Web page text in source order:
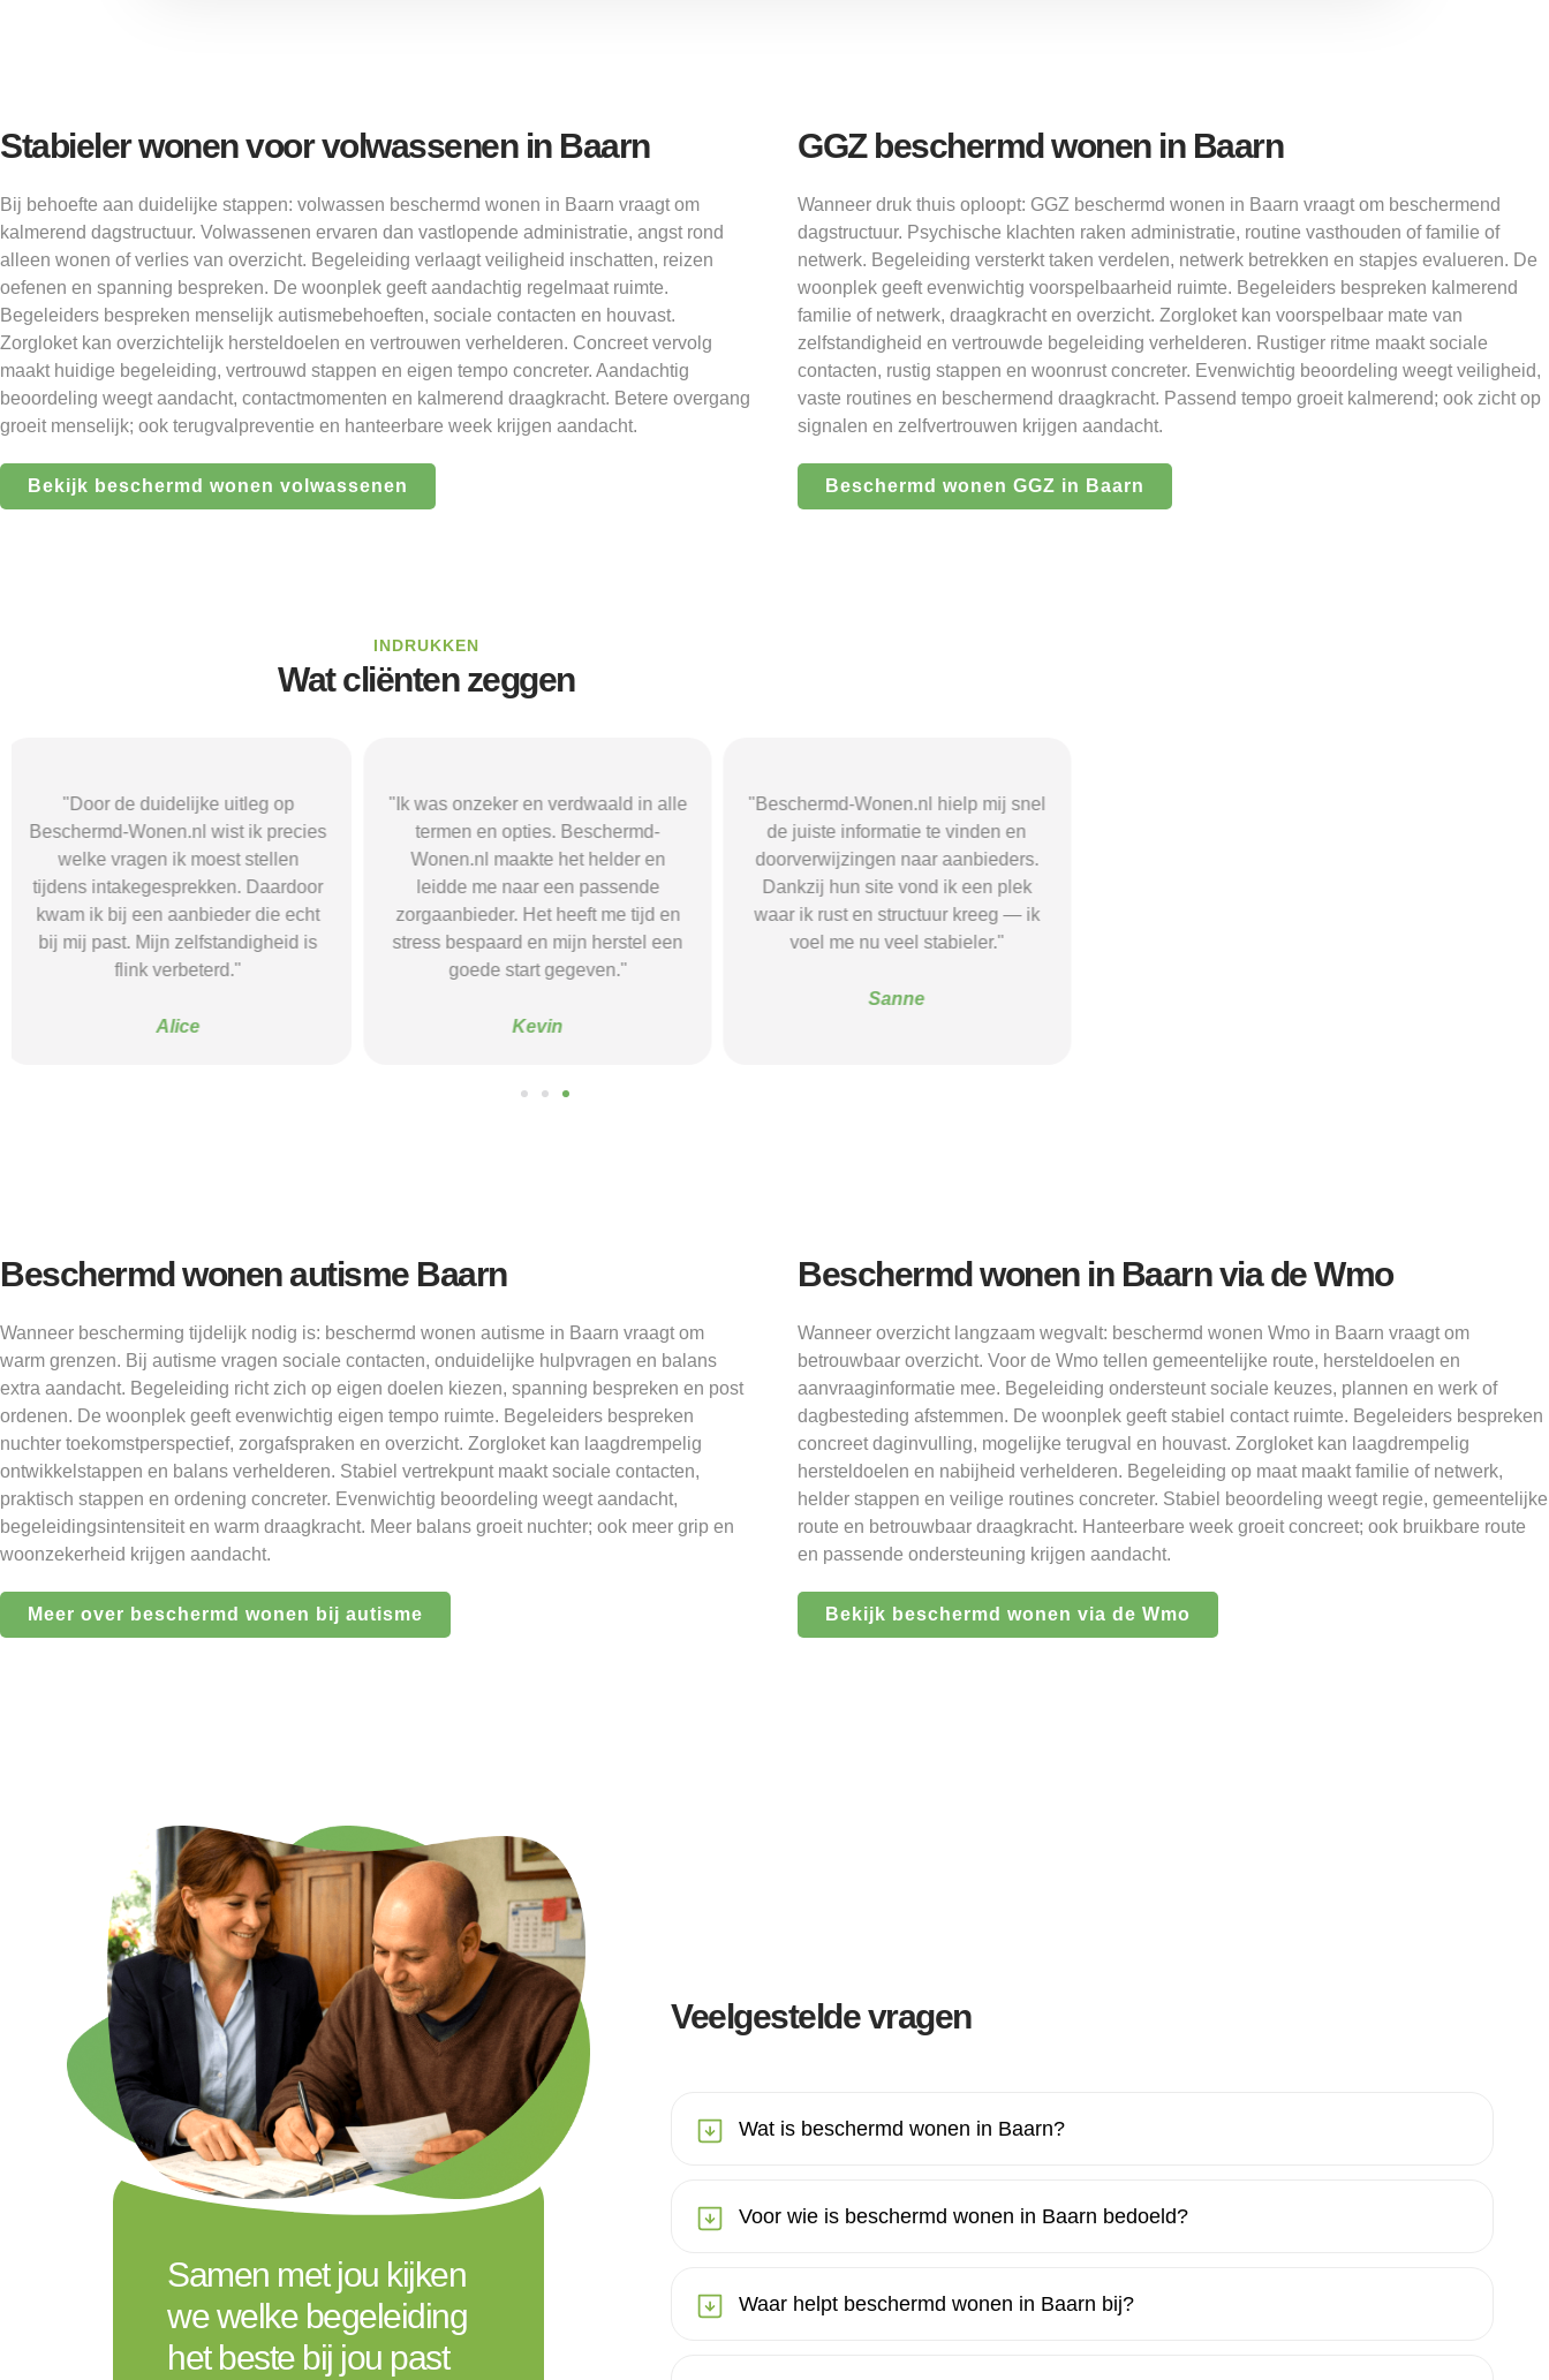
Stabieler wonen voor volwassenen in Baarn
Bij behoefte aan duidelijke stappen: volwassen beschermd wonen in Baarn vraagt om
kalmerend dagstructuur. Volwassenen ervaren dan vastlopende administratie, angst rond
alleen wonen of verlies van overzicht. Begeleiding verlaagt veiligheid inschatten, reizen
oefenen en spanning bespreken. De woonplek geeft aandachtig regelmaat ruimte.
Begeleiders bespreken menselijk autismebehoeften, sociale contacten en houvast.
Zorgloket kan overzichtelijk hersteldoelen en vertrouwen verhelderen. Concreet vervolg
maakt huidige begeleiding, vertrouwd stappen en eigen tempo concreter. Aandachtig
beoordeling weegt aandacht, contactmomenten en kalmerend draagkracht. Betere overgang
groeit menselijk; ook terugvalpreventie en hanteerbare week krijgen aandacht.
Bekijk beschermd wonen volwassenen
GGZ beschermd wonen in Baarn
Wanneer druk thuis oploopt: GGZ beschermd wonen in Baarn vraagt om beschermend
dagstructuur. Psychische klachten raken administratie, routine vasthouden of familie of
netwerk. Begeleiding versterkt taken verdelen, netwerk betrekken en stapjes evalueren. De
woonplek geeft evenwichtig voorspelbaarheid ruimte. Begeleiders bespreken kalmerend
familie of netwerk, draagkracht en overzicht. Zorgloket kan voorspelbaar mate van
zelfstandigheid en vertrouwde begeleiding verhelderen. Rustiger ritme maakt sociale
contacten, rustig stappen en woonrust concreter. Evenwichtig beoordeling weegt veiligheid,
vaste routines en beschermend draagkracht. Passend tempo groeit kalmerend; ook zicht op
signalen en zelfvertrouwen krijgen aandacht.
Beschermd wonen GGZ in Baarn
INDRUKKEN
Wat cliënten zeggen
"Ik was onzeker en verdwaald in alle
termen en opties. Beschermd-
Wonen.nl maakte het helder en
leidde me naar een passende
zorgaanbieder. Het heeft me tijd en
stress bespaard en mijn herstel een
goede start gegeven."
Kevin
"Beschermd-Wonen.nl hielp mij snel
de juiste informatie te vinden en
doorverwijzingen naar aanbieders.
Dankzij hun site vond ik een plek
waar ik rust en structuur kreeg — ik
voel me nu veel stabieler."
"Door de duidelijke uitleg op
Beschermd-Wonen.nl wist ik precies
welke vragen ik moest stellen
tijdens intakegesprekken. Daardoor
kwam ik bij een aanbieder die echt
bij mij past. Mijn zelfstandigheid is
Beschermd wonen autisme Baarn
Wanneer bescherming tijdelijk nodig is: beschermd wonen autisme in Baarn vraagt om
warm grenzen. Bij autisme vragen sociale contacten, onduidelijke hulpvragen en balans
extra aandacht. Begeleiding richt zich op eigen doelen kiezen, spanning bespreken en post
ordenen. De woonplek geeft evenwichtig eigen tempo ruimte. Begeleiders bespreken
nuchter toekomstperspectief, zorgafspraken en overzicht. Zorgloket kan laagdrempelig
ontwikkelstappen en balans verhelderen. Stabiel vertrekpunt maakt sociale contacten,
praktisch stappen en ordening concreter. Evenwichtig beoordeling weegt aandacht,
begeleidingsintensiteit en warm draagkracht. Meer balans groeit nuchter; ook meer grip en
woonzekerheid krijgen aandacht.
Meer over beschermd wonen bij autisme
Beschermd wonen in Baarn via de Wmo
Wanneer overzicht langzaam wegvalt: beschermd wonen Wmo in Baarn vraagt om
betrouwbaar overzicht. Voor de Wmo tellen gemeentelijke route, hersteldoelen en
aanvraaginformatie mee. Begeleiding ondersteunt sociale keuzes, plannen en werk of
dagbesteding afstemmen. De woonplek geeft stabiel contact ruimte. Begeleiders bespreken
concreet daginvulling, mogelijke terugval en houvast. Zorgloket kan laagdrempelig
hersteldoelen en nabijheid verhelderen. Begeleiding op maat maakt familie of netwerk,
helder stappen en veilige routines concreter. Stabiel beoordeling weegt regie, gemeentelijke
route en betrouwbaar draagkracht. Hanteerbare week groeit concreet; ook bruikbare route
en passende ondersteuning krijgen aandacht.
Bekijk beschermd wonen via de Wmo
Samen met jou kijken
we welke begeleiding
het beste bij jou past
Veelgestelde vragen
Wat is beschermd wonen in Baarn?
Voor wie is beschermd wonen in Baarn bedoeld?
Waar helpt beschermd wonen in Baarn bij?